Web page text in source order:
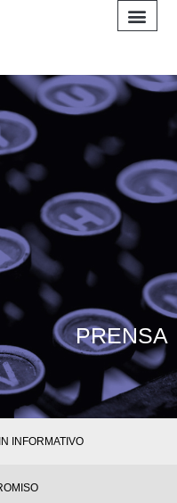
PRENSA
INFORMATIVO